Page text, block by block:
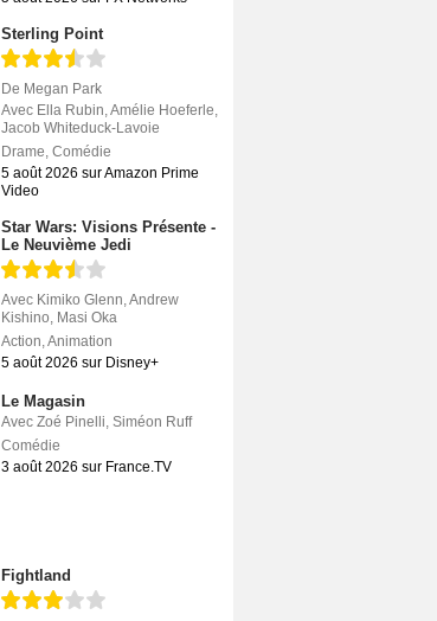
Sterling Point
De Megan Park
Avec Ella Rubin,Amélie Hoeferle,
Jacob Whiteduck-Lavoie
Drame, Comédie
5 août 2026 sur Amazon Prime
Video
Star Wars: Visions Présente -
Le Neuvième Jedi
Avec Kimiko Glenn,Andrew
Kishino, Masi Oka
Action,Animation
5 août 2026 sur Disney+
Le Magasin
Avec Zoé Pinelli, Siméon Ruff
Comédie
3 août 2026 sur France.TV
Fightland